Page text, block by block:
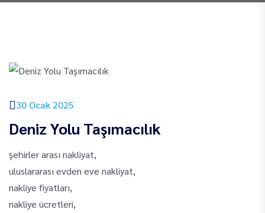
30 Ocak 2025
Deniz Yolu Taşımacılık
şehirler arası nakliyat,
uluslararası evden eve nakliyat,
nakliye fiyatları,
nakliye ücretleri,